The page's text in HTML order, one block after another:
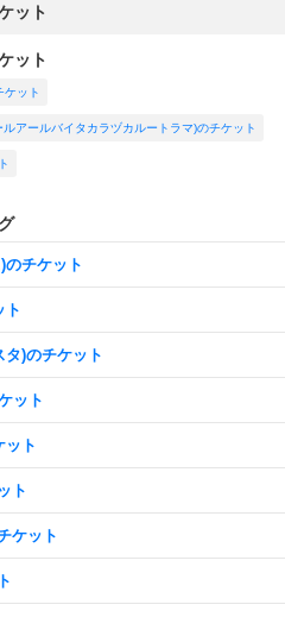
ット
ット
ケット
アールバイタカラヅカルートラマ)のチケット
のチケット
ト
)のチケット
ット
ット
ト
ケット